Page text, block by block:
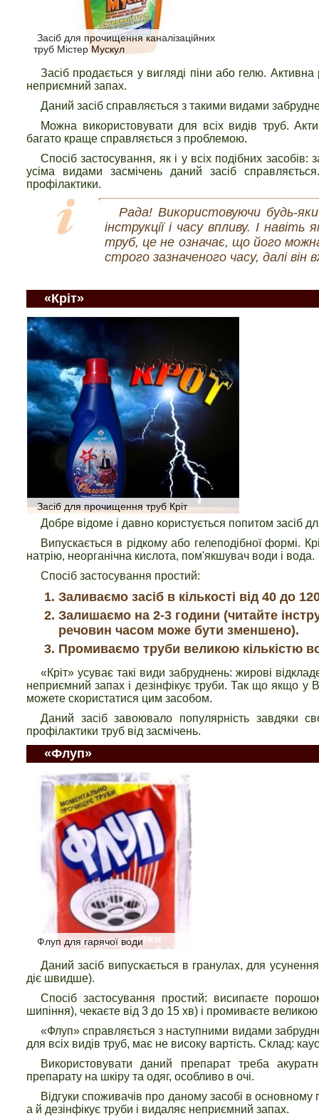
Засіб для прочищення каналізаційних
труб Містер Мускул
Засіб продається у вигляді піни або гелю.
неприємний запах.
Даний засіб справляється з такими видами
Можна використовувати для всіх видів труб.
багато краще справляється з проблемою.
Спосіб застосування, як і у всіх подібних
усіма видами засмічень даний засіб
профілактики.
Рада! Використовуючи будь-
інструкції і часу впливу. І
труб, це не означає, що його
строго зазначеного часу, далі
«Кріт»
Засіб для прочищення труб Кріт
Добре відоме і давно користується попитом засіб
Випускається в рідкому або гелеподібної формі.
натрію, неорганічна кислота, пом'якшувач води і вода.
Спосіб застосування простий:
Заливаємо засіб в кількості від 40 до
Залишаємо на 2-3 години (читайте
речовин часом може бути зменшено).
Промиваємо труби великою кількістю
«Кріт» усуває такі види забруднень: жирові
неприємний запах і дезінфікує труби. Так що якщо
можете скористатися цим засобом.
Даний засіб завоювало популярність завдяки
профілактики труб від засмічень.
«Флуп»
Флуп для гарячої води
Даний засіб випускається в гранулах, для
діє швидше).
Спосіб застосування простий: висипаєте
шипіння), чекаєте від 3 до 15 хв) і промиваєте великою
«Флуп» справляється з наступними видами
для всіх видів труб, має не високу вартість. Склад:
Використовувати даний препарат треба
препарату на шкіру та одяг, особливо в очі.
Відгуки споживачів про даному засобі в основному
а й дезінфікує труби і видаляє неприємний запах.